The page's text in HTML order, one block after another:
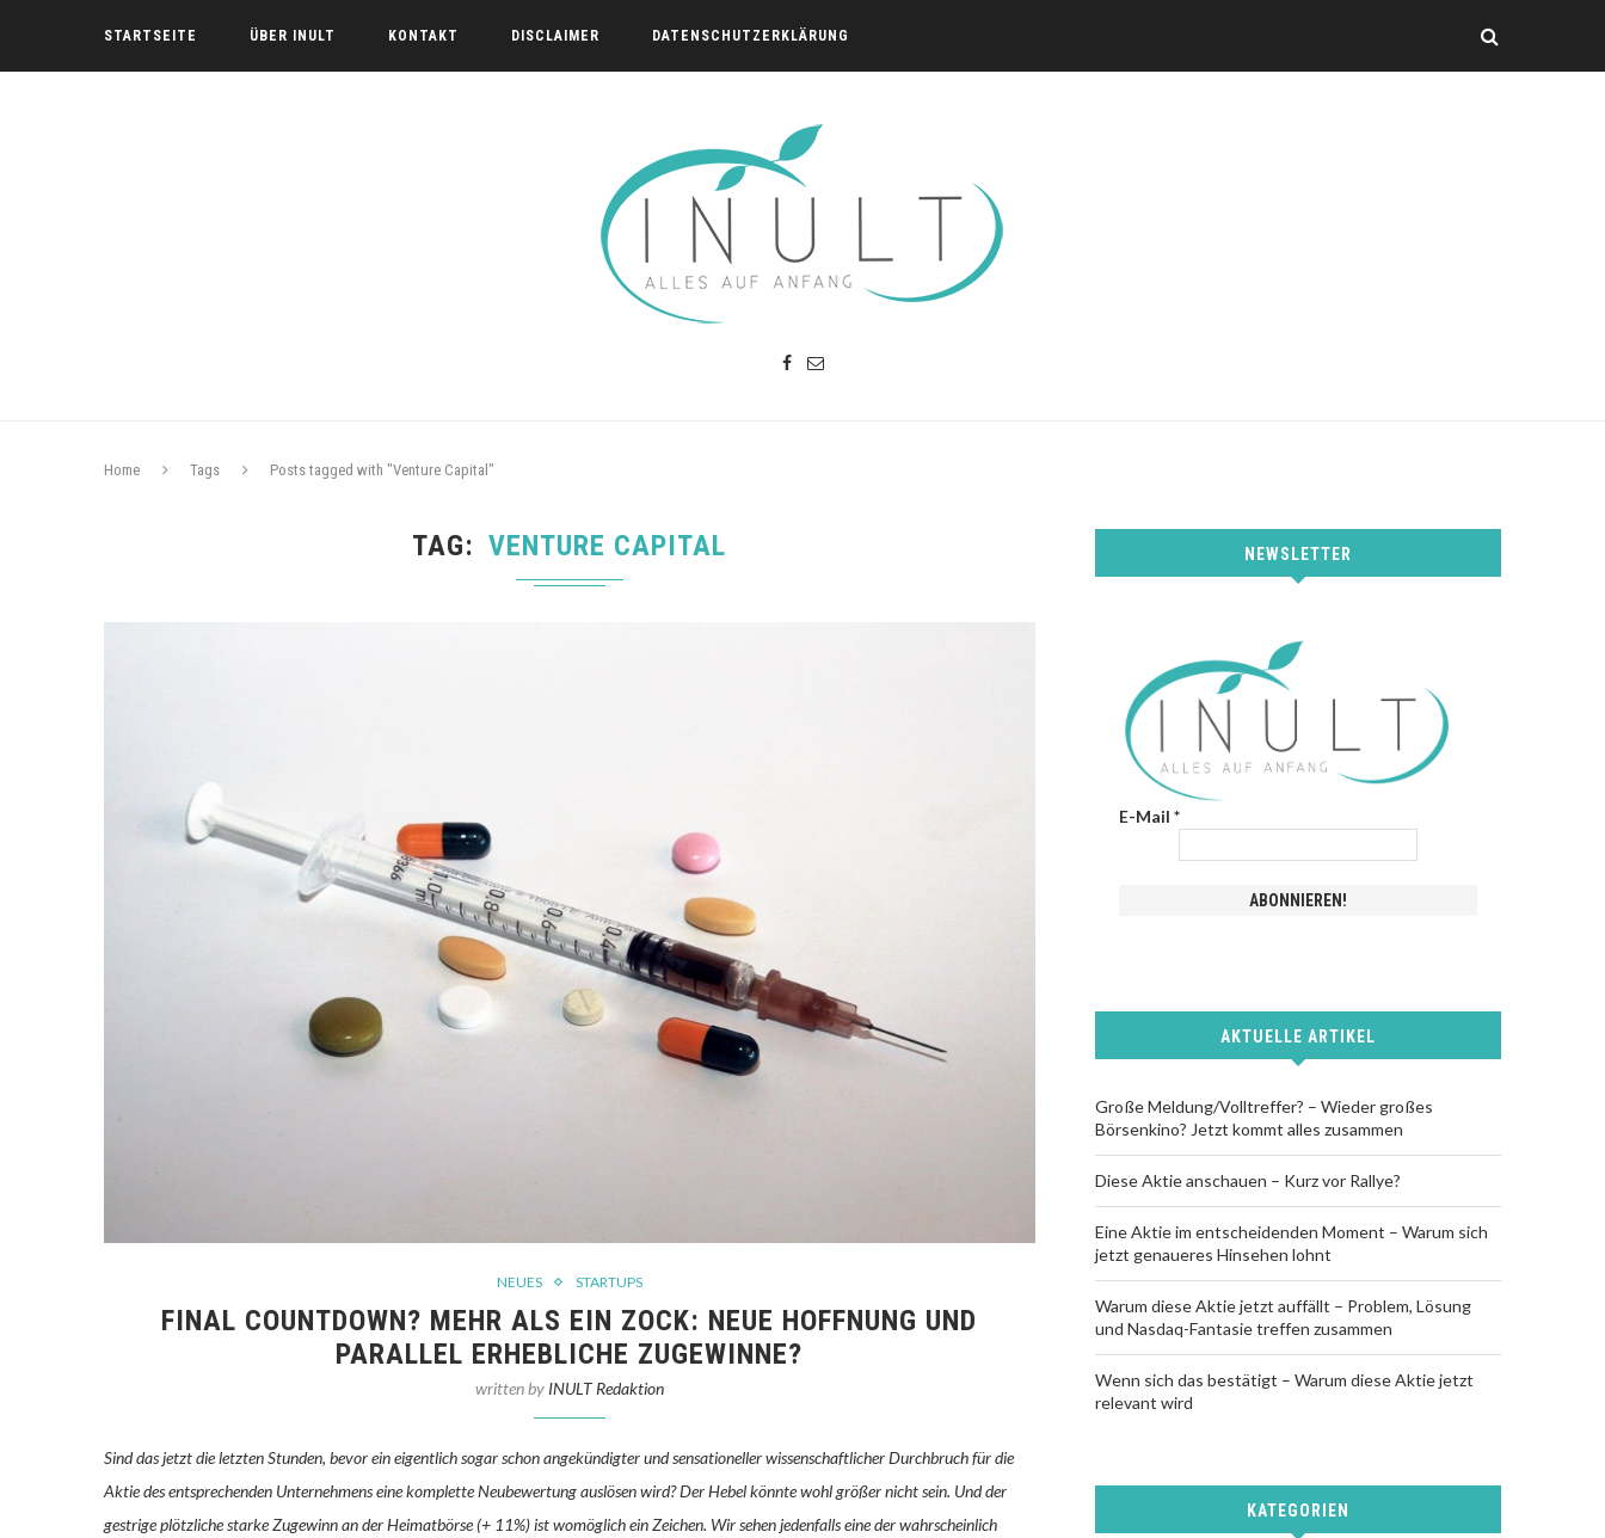
STARTSEITE ÜBER INULT KONTAKT DISCLAIMER DATENSCHUTZERKLÄRUNG
Home Tags Posts tagged with "Venture Capital"
TAG VENTURE CAPITAL
NEUES STARTUPS
FINAL COUNTDOWN? MEHR ALS EIN ZOCK: NEUE HOFFNUNG UND
PARALLEL ERHEBLICHE ZUGEWINNE?
written by INULT Redaktion
Sind das jetzt die letzten Stunden, bevor ein eigentlich sogar schon angekündigter und sensationeller wissenschaftlicher Durchbruch für die
Aktie des entsprechenden Unternehmens eine komplette Neubewertung auslösen wird? Der Hebel könnte wohl größer nicht sein. Und der
gestrige plötzliche starke Zugewinn an der Heimatbörse (+ 11%) ist womöglich ein Zeichen. Wir sehen jedenfalls eine der wahrscheinlich
NEWSLETTER
E-Mail *
AKTUELLE ARTIKEL
Große Meldung/Volltreffer? – Wieder großes
Börsenkino? Jetzt kommt alles zusammen
Diese Aktie anschauen – Kurz vor Rallye?
Eine Aktie im entscheidenden Moment – Warum sich
jetzt genaueres Hinsehen lohnt
Warum diese Aktie jetzt auffällt – Problem, Lösung
und Nasdaq-Fantasie treffen zusammen
Wenn sich das bestätigt – Warum diese Aktie jetzt
relevant wird
KATEGORIEN